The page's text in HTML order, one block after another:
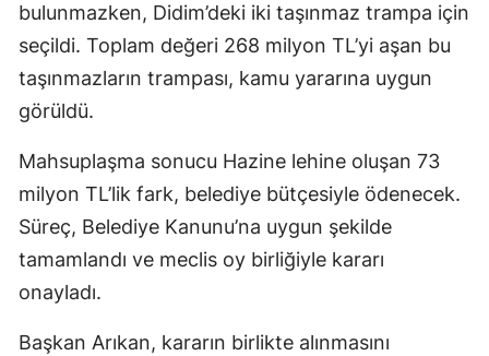
bulunmazken, Didim’deki iki taşınmaz trampa için
seçildi. Toplam değeri 268 milyon TL’yi aşan bu
taşınmazların trampası, kamu yararına uygun
görüldü.
Mahsuplaşma sonucu Hazine lehine oluşan 73
milyon TL’lik fark, belediye bütçesiyle ödenecek.
Süreç, Belediye Kanunu’na uygun şekilde
tamamlandı ve meclis oy birliğiyle kararı
onayladı.
Başkan Arıkan, kararın birlikte alınmasını